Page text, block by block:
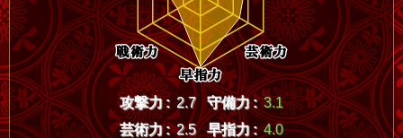
攻撃力 : 2.7 守備力 : 3.1
芸術力 : 2.5 早指力 : 4.0